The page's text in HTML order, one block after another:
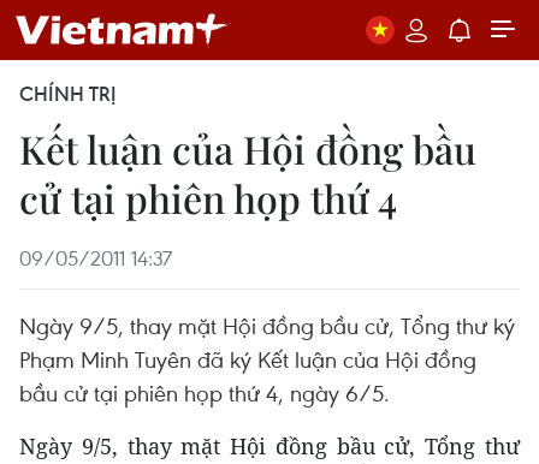
CHÍNH TRỊ
Kết luận của Hội đồng bầu
cử tại phiên họp thứ 4
09/05/2011 14:37
Ngày 9/5, thay mặt Hội đồng bầu cử, Tổng thư ký
Phạm Minh Tuyên đã ký Kết luận của Hội đồng
bầu cử tại phiên họp thứ 4, ngày 6/5.
Ngày 9/5, thay mặt Hội đồng bầu cử, Tổng thư